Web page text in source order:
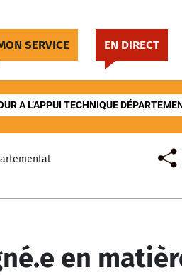
SERVICE EN DIRECT
A L’APPUI TECHNIQUE
en